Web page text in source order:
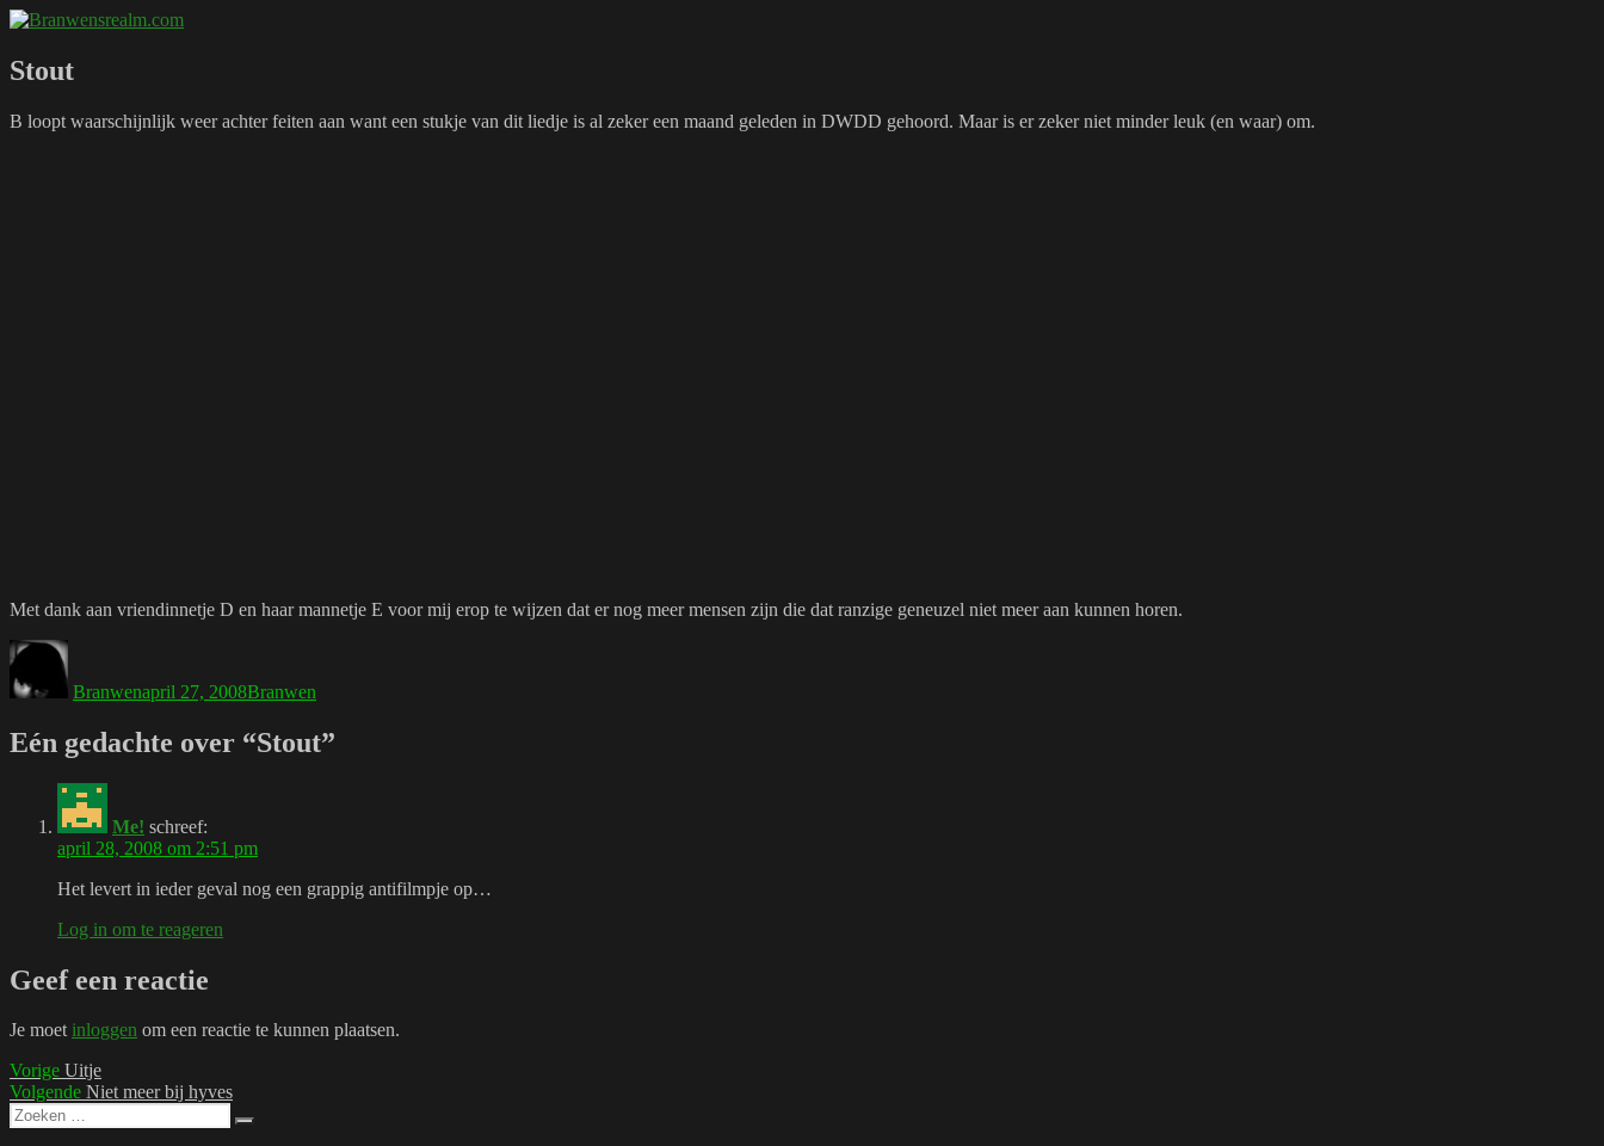
Naar
inhoud
springen
Stout
B loopt waarschijnlijk weer achter feiten aan want een stukje van dit liedje is al zeker een maand geleden in DWDD gehoord. Maar is er zeker niet minder leuk (en waar) om.
Met dank aan vriendinnetje D en haar mannetje E voor mij erop te wijzen dat er nog meer mensen zijn die dat ranzige geneuzel niet meer aan kunnen horen.
Auteur
Branwenapril 27, 2008Branwen
Eén gedachte over “Stout”
Me! schreef:
april 28, 2008 om 2:51 pm
Het levert in ieder geval nog een grappig antifilmpje op…
Log in om te reageren
Geef een reactie
Je moetinloggen om een reactie te kunnen plaatsen.
Bericht
navigatie
Vorige Vorig
bericht:
Uitje
Volgende Volgend
bericht:
Niet meer bij hyves
Zoeken
naar: